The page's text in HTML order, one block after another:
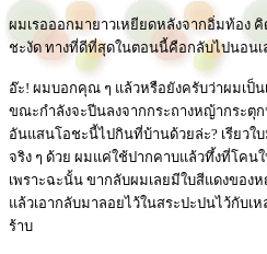
ผมเรอออกมายาวเหยียดหลังจากอิ่มท้อง
ชะงัด ทางที่ดีที่สุดในตอนนี้คือกลับไปนอนเ
อ๊ะ! ผมบอกคุณ ๆ แล้วหรือยังครับว่าผมเป็
ขณะกำลังจะปีนลงจากกระถางหญ้ากระตุ
อันแสนโอชะนี้ไปกินที่บ้านด้วยล่ะ? เรียว
จริง ๆ ด้วย ผมแค่ใช้ปากคาบแล้วทึ้งที่โค
เพราะฉะนั้น ขากลับผมเลยมีใบสีแดงขอ
แล้วเอากลับมาลอยไว้ในสระปะปนไว้กับ
ร้าบ